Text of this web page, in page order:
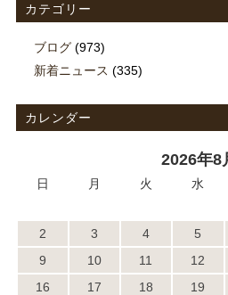
カテゴリー
ブログ(973)
新着ニュース (335)
カレンダー
2026年8
日 月 火 水
2
3 4 5
9
10 11 12
16
17 18 19